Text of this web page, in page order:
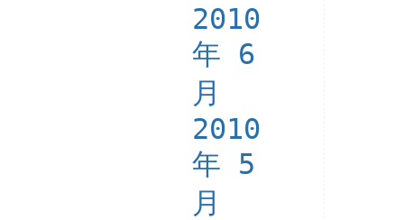
2010
年 6
月
2010
年 5
月